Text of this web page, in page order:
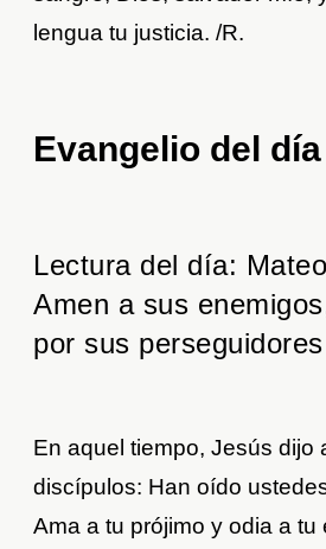
lengua tu justicia. /R.
Evangelio del
Lectura del día:
Amen a sus
por sus perseguidores
En aquel tiempo, Jesús dijo
discípulos: Han oído
Ama a tu prójimo y odia a tu